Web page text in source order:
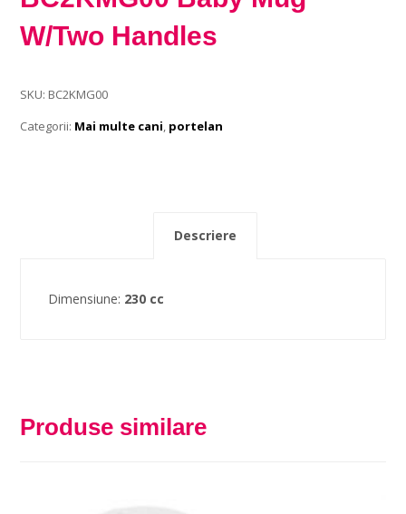
W/Two Handles
SKU: BC2KMG00
Categorii: Mai multe cani, portelan
Descriere
Dimensiune: 230 cc
Produse similare